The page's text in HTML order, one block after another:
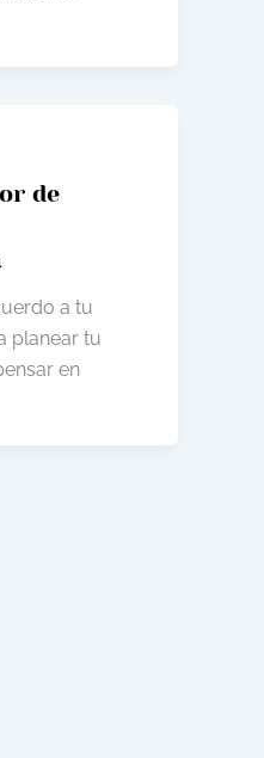
de
a tu
planear tu
en